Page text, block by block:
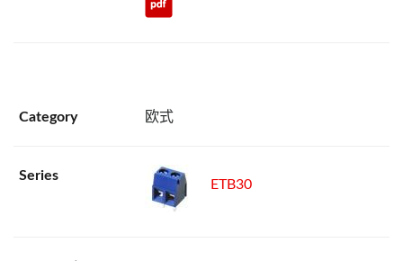
欧式
ETB30